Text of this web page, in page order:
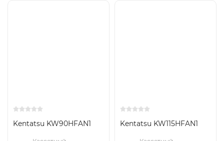
Kentatsu KW90HFAN1 Kentatsu KW115HFAN1